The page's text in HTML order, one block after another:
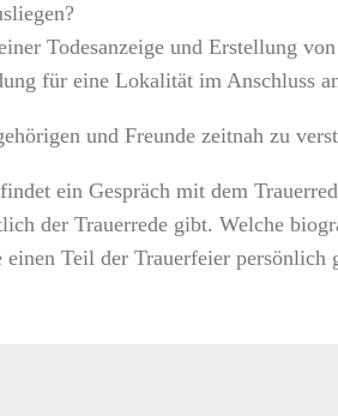
Todesanzeige und Erstellung
für eine Lokalität im Anschluss
und Freunde zeitnah zu
ein Gespräch mit dem
der Trauerrede gibt. Welche
einen Teil der Trauerfeier